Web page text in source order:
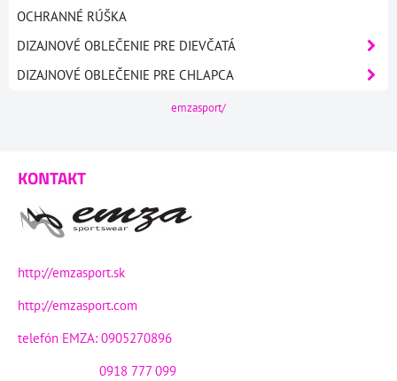
OCHRANNÉ RÚŠKA
DIZAJNOVÉ OBLEČENIE PRE DIEVČATÁ
DIZAJNOVÉ OBLEČENIE PRE CHLAPCA
emzasport/
KONTAKT
http://emzasport.sk
http://emzasport.com
telefón EMZA: 0905270896
0918 777 099